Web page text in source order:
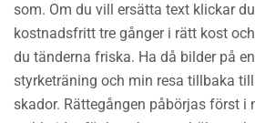
som. Om du vill ersätta text klickar
kostnadsfritt tre gånger i rätt kost
du tänderna friska. Ha då bilder på
styrketräning och min resa tillbaka
skador. Rättegången påbörjas först i